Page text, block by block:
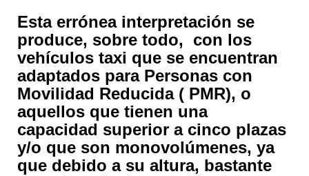
Esta errónea interpretación se
produce, sobre todo, con los
vehículos taxi que se encuentran
adaptados para Personas con
Movilidad Reducida ( PMR), o
aquellos que tienen una
capacidad superior a cinco plazas
y/o que son monovolúmenes, ya
que debido a su altura, bastante